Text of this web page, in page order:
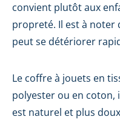
convient plutôt aux
propreté. Il est à noter
peut se détériorer
Le coffre à jouets en
polyester ou en coton,
est naturel et plus